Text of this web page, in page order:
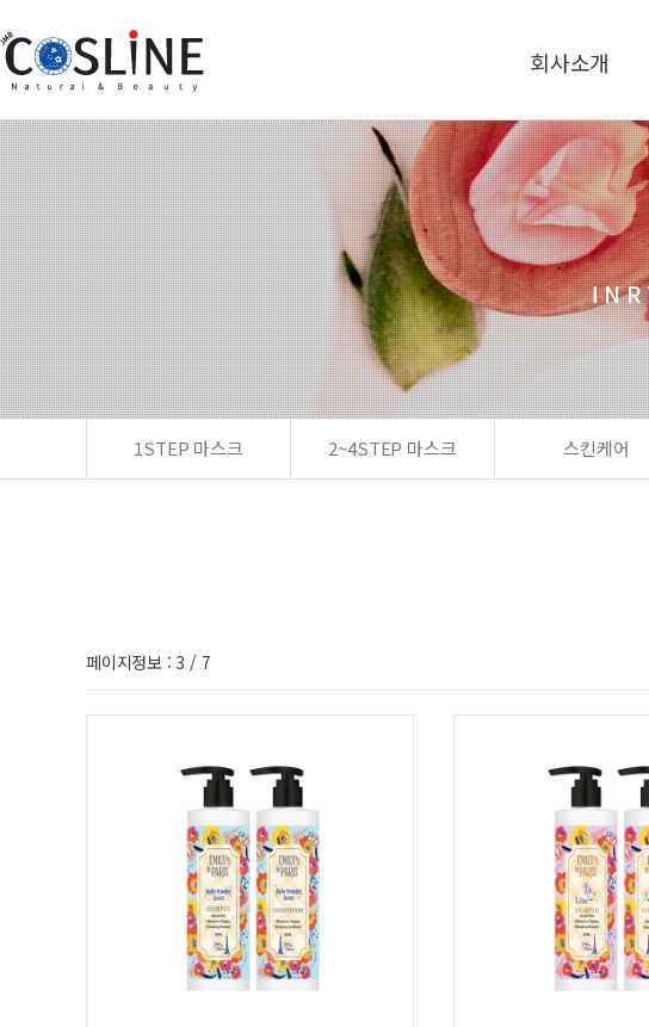
회사소개
1STEP 마스크 2~4STEP 마스크 스킨케어
페이지정보 : 3 / 7